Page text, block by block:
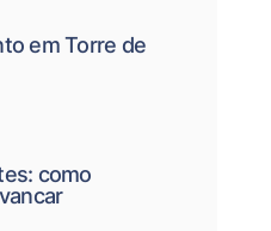
em Torre de
como